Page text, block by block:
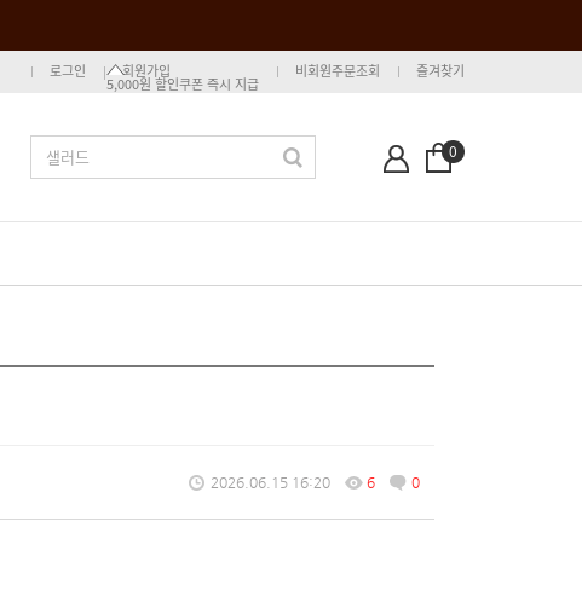
로그인 회원가입
5,000원 할인쿠폰 즉시 지급
비회원주문조회 즐겨찾기
0
2026.06.15 16:20 6 0